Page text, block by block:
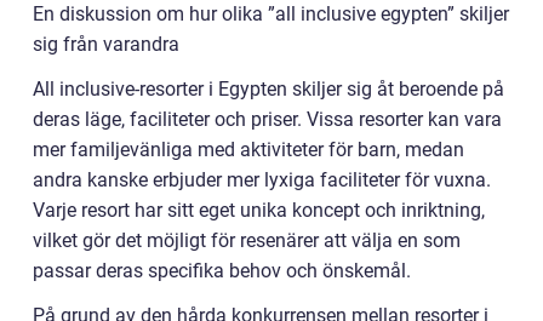
En diskussion om hur olika ”all inclusive egypten” skiljer
sig från varandra
All inclusive-resorter i Egypten skiljer sig åt beroende på
deras läge, faciliteter och priser. Vissa resorter kan vara
mer familjevänliga med aktiviteter för barn, medan
andra kanske erbjuder mer lyxiga faciliteter för vuxna.
Varje resort har sitt eget unika koncept och inriktning,
vilket gör det möjligt för resenärer att välja en som
passar deras specifika behov och önskemål.
På grund av den hårda konkurrensen mellan resorter i